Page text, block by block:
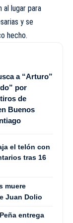
al lugar para
y se
hecho.
a “Arturo”
por
de
Buenos
el telón con
tras 16
muere
Juan Dolio
entrega